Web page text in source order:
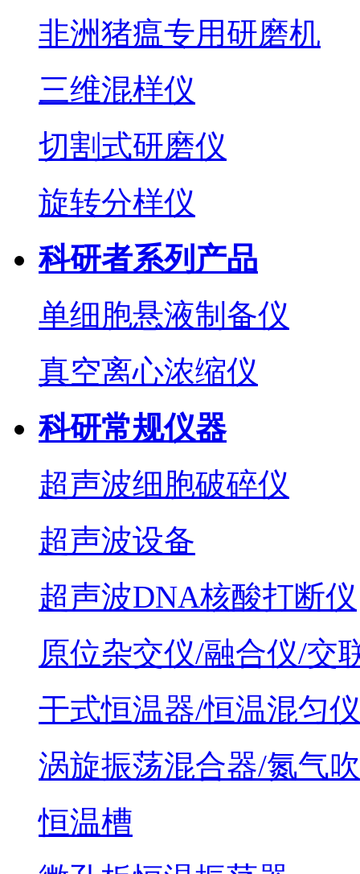
非洲猪瘟专用研磨机
三维混样仪
切割式研磨仪
旋转分样仪
科研者系列产品
单细胞悬液制备仪
真空离心浓缩仪
科研常规仪器
超声波细胞破碎仪
超声波设备
超声波DNA核酸打断仪
原位杂交仪/融合仪/交
干式恒温器/恒温混匀仪
涡旋振荡混合器/氮气
恒温槽